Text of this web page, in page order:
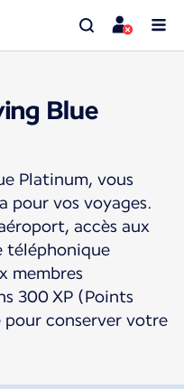
Blue
Platinum, vous
pour vos voyages.
accès aux
téléphonique
membres
300 XP (Points
pour conserver votre